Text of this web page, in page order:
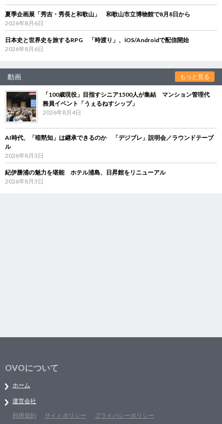
夏季企画展「秀吉・秀長と和歌山」 和歌山市立博物館で8月8日から
2026年8月6日
日本史と世界史を旅するRPG 「時渡り」、iOS/Androidで配信開始
2026年8月6日
動画 もっと見る
「100歳現役」目指すシニア1500人が集結 マンション管理代
務員イベント「うぇるねすシップ」
2026年8月4日
AI時代、「暗黙知」は継承できるのか 「デジブレ」説明会／ラウンドテーブ
ル
2026年8月3日
紀伊勝浦の魅力を堪能 ホテル浦島、日昇館をリニューアル
2026年8月3日
OVOについて
ホーム
運営会社
利用規約
サイトポリシー プライバシーポリシー